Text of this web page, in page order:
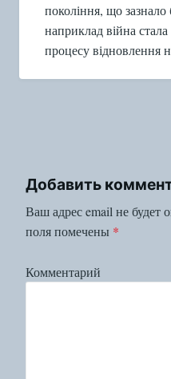
покоління, що
наприклад війна
процесу відновлення
Добавить
Ваш адрес email не будет
поля помечены *
Комментарий